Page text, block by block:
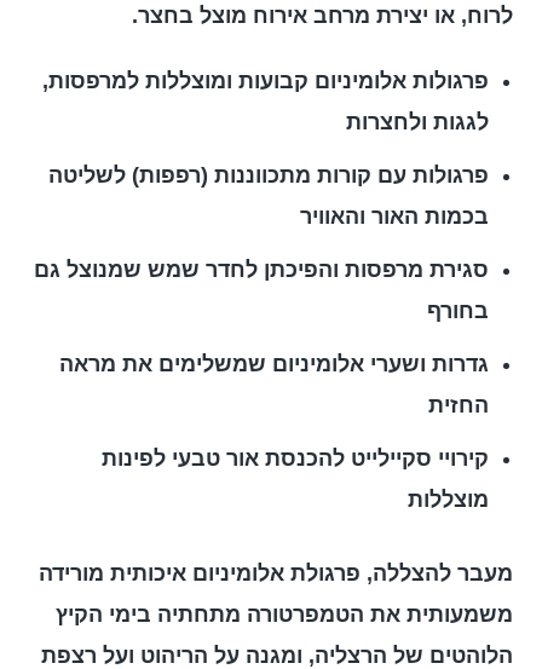
לרוח, או יצירת מרחב אירוח מוצל בחצר.
פרגולות אלומיניום קבועות ומוצללות למרפסות,
לגגות ולחצרות
פרגולות עם קורות מתכווננות (רפפות) לשליטה
בכמות האור והאוויר
סגירת מרפסות והפיכתן לחדר שמש שמנוצל גם
בחורף
גדרות ושערי אלומיניום שמשלימים את מראה
החזית
קירויי סקיילייט להכנסת אור טבעי לפינות
מוצללות
מעבר להצללה, פרגולת אלומיניום איכותית מורידה
משמעותית את הטמפרטורה מתחתיה בימי הקיץ
הלוהטים של הרצליה, ומגנה על הריהוט ועל רצפת